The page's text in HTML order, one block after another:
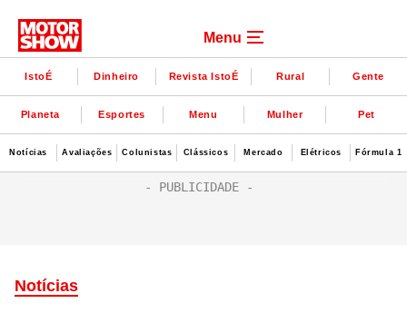
Menu
IstoÉ Dinheiro Revista IstoÉ Rural Gente
Planeta Esportes Menu Mulher Pet
Notícias Avaliações Colunistas Clássicos Mercado Elétricos Fórmula 1
Notícias